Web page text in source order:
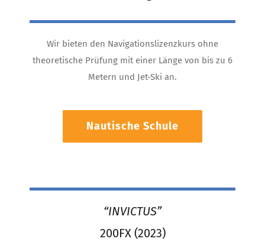
Wir bieten den Navigationslizenzkurs ohne
theoretische Prüfung mit einer Länge von bis zu 6
Metern und Jet-Ski an.
Nautische Schule
“INVICTUS”
200FX (2023)